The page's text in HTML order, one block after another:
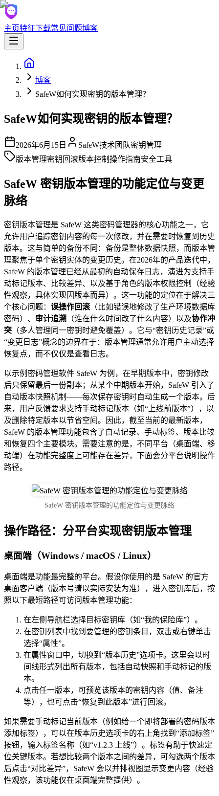
主页特征下载常见问题博客
博客
SafeW如何实现密钥的版本管理？
SafeW如何实现密钥的版本管理？
2026年6月15日 SafeW技术团队密钥管理
版本管理密钥回滚版本控制 操作指南安全工具
SafeW 密钥版本管理的功能定位与变更
脉络
密钥版本管理是 SafeW 这类密码管理器的核心功能之一，它
允许用户追踪密钥内容的每一次修改，并在需要时恢复到历史
版本。这与简单的备份不同：备份是整体数据快照，而版本管
理聚焦于单个密钥实体的变更历史。在2026年的产品迭代中，
SafeW 的版本管理已经从最初的自动保存日志，演进为支持手
动标记版本、比较差异、以及基于角色的版本权限控制（经验
性观察，具体实现因版本而异）。这一功能的定位在于解决三
个核心问题： 误操作回滚 （比如错误地修改了生产环境数据库
密码）、 审计追溯 （谁在什么时间改了什么内容）以及协作冲
突 （多人管理同一密钥时避免覆盖）。它与“密钥历史记录”或
“变更日志”概念的边界在于：版本管理通常允许用户主动选择
恢复点，而不仅仅是查看日志。
以示例密码管理软件 SafeW 为例，在早期版本中，密钥修改
后只保留最后一份副本；从某个中期版本开始，SafeW 引入了
自动版本快照机制——每次保存密钥时自动生成一个版本。后
来，用户反馈要求支持手动标记版本（如“上线前版本”），以
及删除特定版本以节省空间。因此，截至当前的最新版本，
SafeW 的版本管理功能包含了自动记录、手动标签、版本比较
和恢复四个主要模块。需要注意的是，不同平台（桌面端、移
动端）在功能完整度上可能存在差异，下面会分平台说明操作
路径。
SafeW 密钥版本管理的功能定位与变更脉络
操作路径：分平台实现密钥版本管理
桌面端（Windows / macOS / Linux）
桌面端是功能最完整的平台。假设你使用的是 SafeW 的官方
桌面客户端（版本号请以实际安装为准），进入密钥库后，按
照以下最短路径可访问版本管理功能：
在左侧导航栏选择目标密钥库（如“我的保险库”）。
在密钥列表中找到要管理的密钥条目，双击或右键单击
选择“属性”。
在属性窗口中，切换到“版本历史”选项卡。这里会以时
间线形式列出所有版本，包括自动快照和手动标记的版
本。
点击任一版本，可预览该版本的密钥内容（值、备注
等），也可点击“恢复到此版本”进行回滚。
如果需要手动标记当前版本（例如给一个即将部署的密码版本
添加标签），可以在版本历史选项卡的右上角找到“添加标签”
按钮，输入标签名称（如“v1.2.3 上线”）。标签有助于快速定
位关键版本。若想比较两个版本之间的差异，可勾选两个版本
后点击“对比差异”，SafeW 会以并排视图显示变更内容（经验
性观察，该功能仅在桌面端完整提供）。